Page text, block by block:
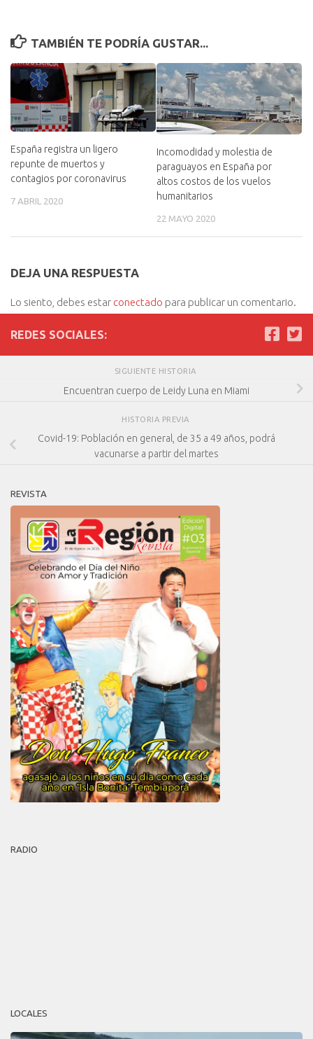
TAMBIÉN TE PODRÍA GUSTAR...
España registra un ligero
repunte de muertos y
contagios por coronavirus
7 ABRIL 2020
Incomodidad y molestia de
paraguayos en España por
altos costos de los vuelos
humanitarios
22 MAYO 2020
DEJA UNA RESPUESTA
Lo siento, debes estar conectado para publicar un comentario.
REDES SOCIALES:
SIGUIENTE HISTORIA
Encuentran cuerpo de Leidy Luna en Miami
HISTORIA PREVIA
Covid-19: Población en general, de 35 a 49 años, podrá
vacunarse a partir del martes
REVISTA
RADIO
LOCALES